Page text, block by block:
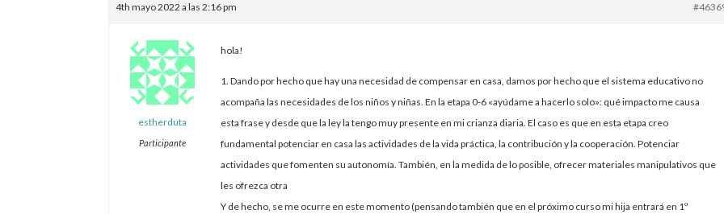
4th mayo 2022 a las 2:16 pm
estherduta
Participante
hola!
1. Dando por hecho que hay una necesidad de compensar en casa, damos por hecho que el sistema educativo no
acompaña las necesidades de los niños y niñas. En la etapa 0-6 «ayúdame a hacerlo solo»: qué impacto me causa
esta frase y desde que la ley la tengo muy presente en mi crianza diaria. El caso es que en esta etapa creo
fundamental potenciar en casa las actividades de la vida práctica, la contribución y la cooperación. Potenciar
actividades que fomenten su autonomía. También, en la medida de lo posible, ofrecer materiales manipulativos que
les ofrezca otra
Y de hecho, se me ocurre en este momento (pensando también que en el próximo curso mi hija entrará en 1º